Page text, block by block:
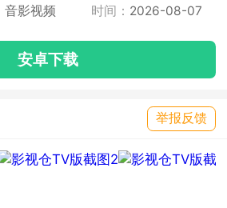
音影视频 时间： 2026-08-07
安卓下载
举报反馈